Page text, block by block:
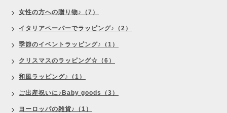
女性の方への贈り物♪（7）
イタリアペーパーでラッピング♪（2）
季節のイベントラッピング♪（1）
クリスマスのラッピング☆（6）
和風ラッピング♪（1）
ご出産祝いに♪Baby goods（3）
ヨーロッパの雑貨♪（1）